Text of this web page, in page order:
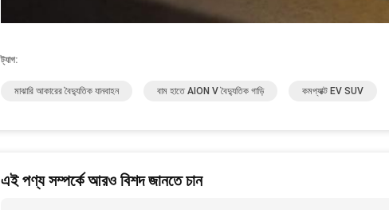
ট্যাগ:
মাঝারি আকারের বৈদ্যুতিক যানবাহন বাম হাতে AION V বৈদ্যুতিক গাড়ি কমপ্যাক্ট EV SUV
এই পণ্য সম্পর্কে আরও বিশদ জানতে চান